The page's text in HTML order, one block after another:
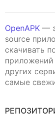
OpenAPK —
source
скачивать
приложений
других
самые